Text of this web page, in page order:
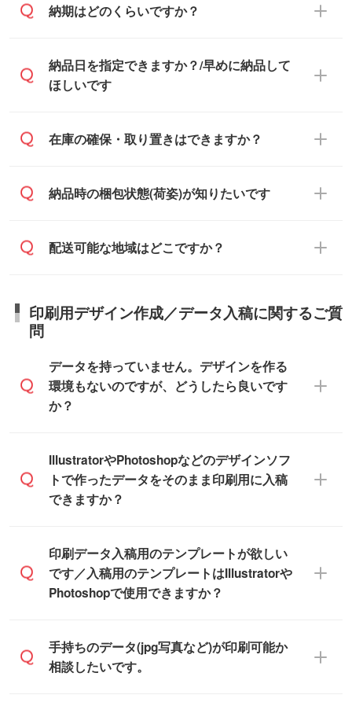
に対応可能です。
人様からご注文いただく場合でも、お支払
い元が学校や幼稚園・保育園であれば、同
す。
納品書・領収書は ご依頼をいただいた場合
でお送りします。
原本の郵送をご希望の場合は、担当スタッ
備考欄』よりお知らせください。
納期はどのくらいですか？
・印刷する場合(500個程度)
ご入金、イメージ画像の校了から約2週間
・商品のみ注文する場合(サンプル購入を含
ます。
納期は商品や数量、印刷方法、ご納品場
ュール」に注文予定日をご入力いただく
と、おおよその締切日や出荷目安をご確認
いただけます。
商品在庫や印刷ラインを確保するために
をお願いいたします。
※土日祝日を除く営業日換算です。
納品日を指定できますか？/早めに納品して
ほしいです
ご希望の納期がある場合は、お問い合わ
在庫状況や印刷スケジュールを確認のう
短5営業日で出荷可能な商品もご用意してお
商品ページにてご確認ください
在庫の確保・取り置きはできますか？
ご入金確認後に在庫を確保し、注文確定の
ださい。
納品時の梱包状態(荷姿)が知りたいです
商品によって異なります。各ページにある
います。(白箱、化粧箱、ブリスターパック
など)
います。(透明袋、デザイン袋など)
【個包装なし】 個包装がされていない状
態で納品します。
配送可能な地域はどこですか？
日本全国へお届けが可能です。なお、海外
への直接納品は行っておりませんので予め
印刷用デザイン作成／データ入稿に関するご質
問
データを持っていません。デザインを作る
環境もないのですが、どうしたら良いです
か？
無料の「デザインシミュレーター」を使え
ば、PCやスマホから簡単にデザインを作成
できます。スタンプやテンプレートも豊富
また、「データ作成サービス」もご利用い
ただけます。ご希望の文言・書体・印刷色
IllustratorやPhotoshopなどのデザインソフ
トで作ったデータをそのまま印刷用に入稿
できますか？
IllustratorやPhotoshop、CLIP STUDIOなどの
デザインソフトでこだわりのデザインを作
成したい方は、完全データ入稿
お見積・ご注文フォームにアップロードし
てご入稿ください。
印刷データ入稿用のテンプレートが欲しい
です／入稿用のテンプレートはIllustratorや
Photoshopで使用できますか？
一部商品は入稿用テンプレートのご用意が
あります。各商品ページの『印刷方法・テ
手持ちのデータ(jpg写真など)が印刷可能か
相談したいです。